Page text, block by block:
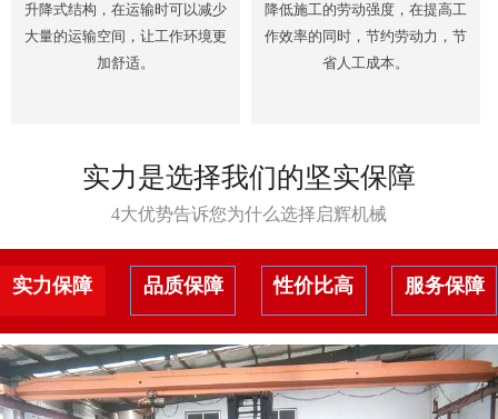
升降式结构，在运输时可以减少
大量的运输空间，让工作环境更
加舒适。
降低施工的劳动强度，在提高工
作效率的同时，节约劳动力，节
省人工成本。
实力是选择我们的坚实保障
4大优势告诉您为什么选择启辉机械
实力保障 品质保障 性价比高 服务保障